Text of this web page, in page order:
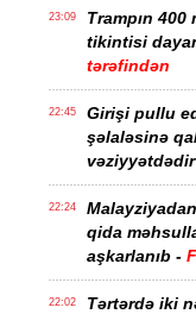
23:09
Trampın
tikintisi
tərəfindən
22:45
Girişi pullu
şəlaləsinə
22:24
qida
aşkarlanıb -
22:02
Tərtərdə iki